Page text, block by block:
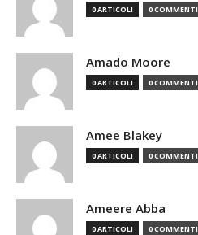
0 ARTICOLI 0 COMMENTI
Amado Moore
0 ARTICOLI 0 COMMENTI
Amee Blakey
0 ARTICOLI 0 COMMENTI
Ameere Abba
0 ARTICOLI 0 COMMENTI